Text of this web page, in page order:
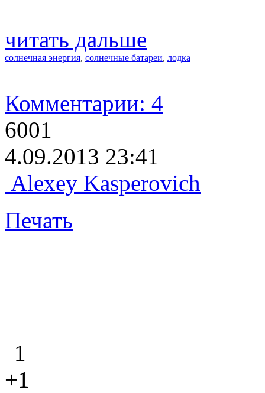
читать дальше
солнечная энергия, солнечные батареи, лодка
Комментарии: 4
6001
4.09.2013 23:41
Alexey Kasperovich
Печать
1
+1